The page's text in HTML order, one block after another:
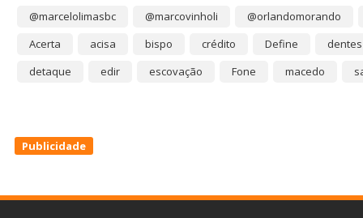
@marcelolimasbc
@marcovinholi
@orlandomorando
Acerta
acisa bispo crédito Define
dentes
detaque
edir escovação Fone macedo
Publicidade